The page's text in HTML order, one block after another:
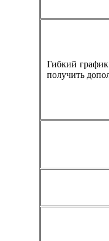
Гибкий
получить